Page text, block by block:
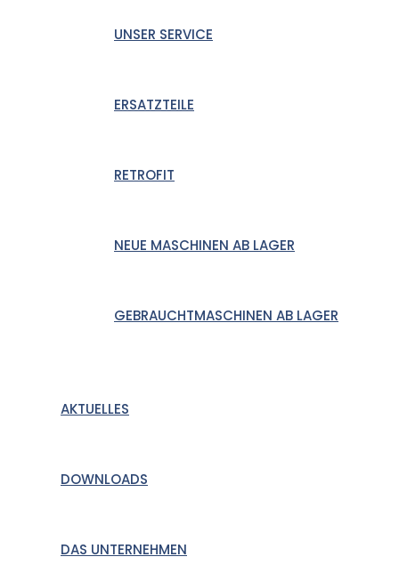
UNSER SERVICE
ERSATZTEILE
RETROFIT
NEUE MASCHINEN AB LAGER
GEBRAUCHTMASCHINEN AB LAGER
AKTUELLES
DOWNLOADS
DAS UNTERNEHMEN